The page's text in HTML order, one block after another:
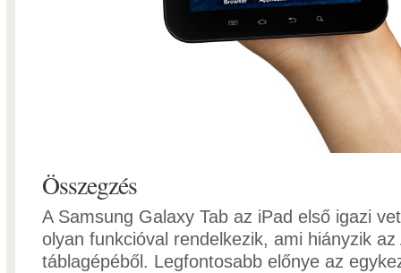
Összegzés
A Samsung Galaxy Tab az iPad első igazi
olyan funkcióval rendelkezik, ami hiányzik az
táblagépéből. Legfontosabb előnye az